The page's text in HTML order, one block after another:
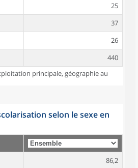
25
37
26
440
principale, géographie au
selon le sexe en
86,2